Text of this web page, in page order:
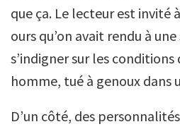
que ça. Le lecteur est invité
ours qu’on avait rendu à
s’indigner sur les conditions
homme, tué à genoux dans
D’un côté, des